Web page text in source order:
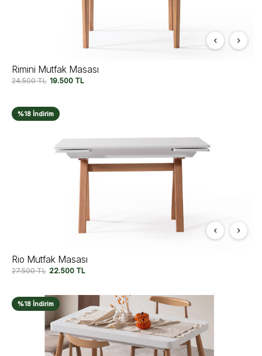
Rimini Mutfak Masası
24.500TL 19.500 TL
%18 İndirim
Rio Mutfak Masası
27.500TL 22.500 TL
%18 İndirim